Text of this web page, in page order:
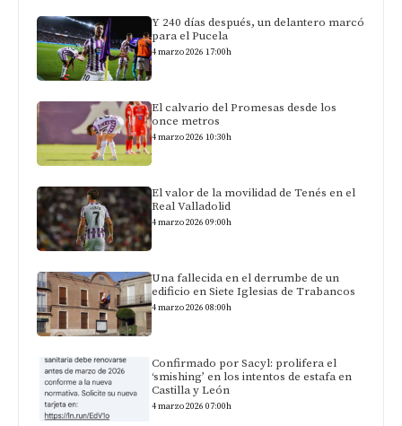
Y 240 días después, un delantero marcó
para el Pucela
4 marzo 2026 17:00h
El calvario del Promesas desde los
once metros
4 marzo 2026 10:30h
El valor de la movilidad de Tenés en el
Real Valladolid
4 marzo 2026 09:00h
Una fallecida en el derrumbe de un
edificio en Siete Iglesias de Trabancos
4 marzo 2026 08:00h
Confirmado por Sacyl: prolifera el
‘smishing’ en los intentos de estafa en
Castilla y León
4 marzo 2026 07:00h